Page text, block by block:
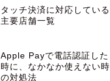
タッチ決済に対応している
主要店舗一覧
Apple Payで電話認証した
時に、なかなか使えない時
の対処法